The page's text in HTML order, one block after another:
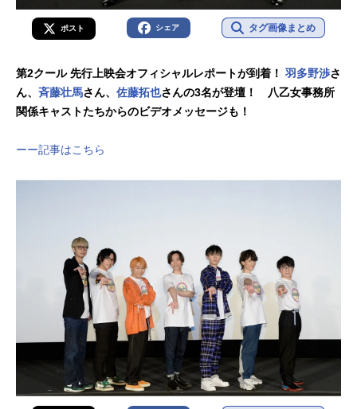
於：近藤隆スタッフ原作：バンダイ
ナムコオンライン、都志見文太監
チーフディレクター：井野元英二キ
ャラクターデザイン：宮崎瞳美術ボ
ード：大久...
えた『アイドリッシュセブン』。彼
らのはじまりの物語である、TVアニ
讃歌、観ればきっと応援したくな
る、出会いと成長の軌跡を、スクリ
ーンでいま――作品名アイドリッシ
ポスト シェア タグ画像まとめ
第2クール 先行上映会オフィシャルレポートが到着！ 羽多野渉さ
ん、斉藤壮馬さん、 佐藤拓也さんの3名が登壇！ 八乙女事務所
関係キャストたちからのビデオメッセージも！
ーー記事はこちら